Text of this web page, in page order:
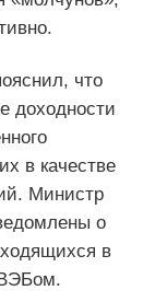
что
доходности
в качестве
Министр
о
в